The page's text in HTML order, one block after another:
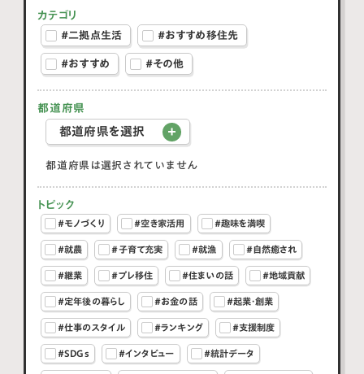
カテゴリ
#二拠点生活
#おすすめ移住先
#おすすめ #その他
都道府県
都道府県を選択
都道府県は選択されていません
トピック
#モノづくり #空き家活用 #趣味を満喫
#就農 #子育て充実 #就漁 #自然癒され
#継業 #プレ移住 #住まいの話 #地域貢献
#定年後の暮らし #お金の話 #起業・創業
#仕事のスタイル #ランキング #支援制度
#SDGs #インタビュー #統計データ